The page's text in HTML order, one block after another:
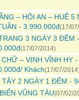
– HỘI AN – HUẾ 5
- 3.990.000đ(17/
3 NGÀY 3 ĐÊM
(17/07/2014)
– VỊNH VĨNH HY
Khách(17/07/
2 NGÀY 1 ĐÊM -
VŨNG TÀU(07/02/